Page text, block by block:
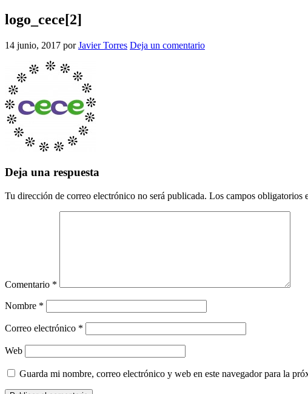
logo_cece[2]
14 junio, 2017 porJavier Torres Deja un comentario
Interacciones
los
Deja una respuesta
Tu dirección de correo electrónico no será publicada. Los campos obligatorios
Comentario *
Nombre *
Correo electrónico *
Web
Guarda mi nombre, correo electrónico y web en este navegador para la